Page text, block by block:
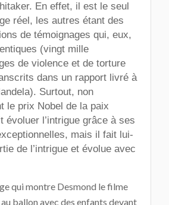
En effet, il est le seul
réel, les autres étant des
de témoignages qui, eux,
(vingt mille
de violence et de torture
dans un rapport livré à
Surtout, non
le prix Nobel de la paix
évoluer l’intrigue grâce à ses
mais il fait lui-
de l’intrigue et évolue avec
qui montre Desmond le filme
ballon avec des enfants devant